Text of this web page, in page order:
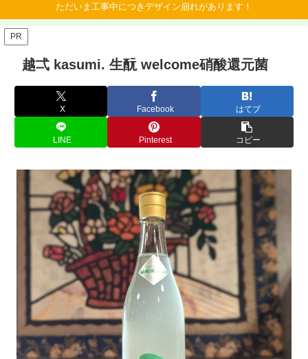
ただいま工事中につきデザイン崩れがあります！
PR
越弌 kasumi. 生酛 welcome硝酸還元菌
X Facebook はてブ
LINE Pinterest コピー